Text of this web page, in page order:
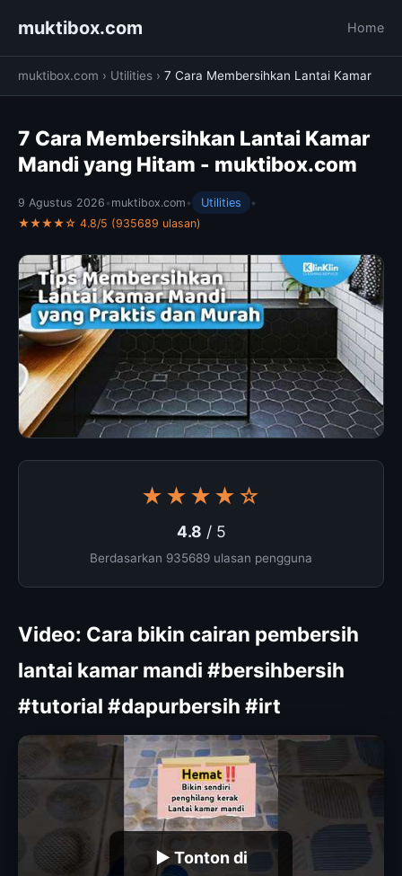
muktibox.com Home
muktibox.com › Utilities › 7 Cara Membersihkan Lantai Kamar
7 Cara Membersihkan Lantai Kamar
Mandi yang Hitam - muktibox.com
9 Agustus 2026 • muktibox.com • Utilities
•
★★★★☆ 4.8/5 (935689 ulasan)
★★★★☆
4.8 / 5
Berdasarkan 935689 ulasan pengguna
Video: Cara bikin cairan pembersih
lantai kamar mandi #bersihbersih
#tutorial #dapurbersih #irt
▶ Tonton di